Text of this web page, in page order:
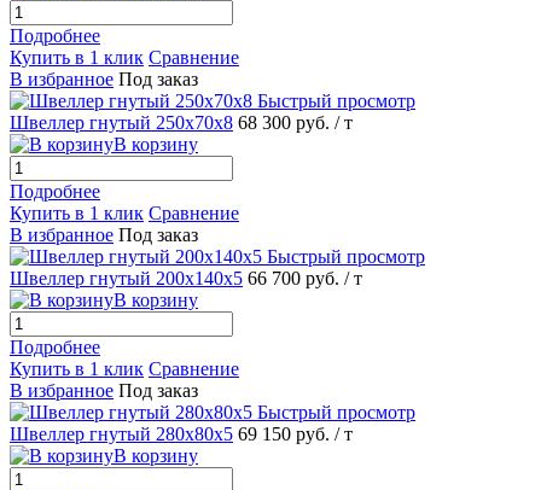
Подробнее
Купить в 1 клик Сравнение
В избранное Под заказ
Быстрый просмотр
Швеллер гнутый 250х70х8 68 300 руб. / т
В корзину
Подробнее
Купить в 1 клик Сравнение
В избранное Под заказ
Быстрый просмотр
Швеллер гнутый 200х140х5 66 700 руб. / т
В корзину
Подробнее
Купить в 1 клик Сравнение
В избранное Под заказ
Быстрый просмотр
Швеллер гнутый 280х80х5 69 150 руб. / т
В корзину